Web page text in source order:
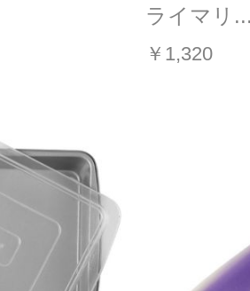
ライマリ
￥1,320